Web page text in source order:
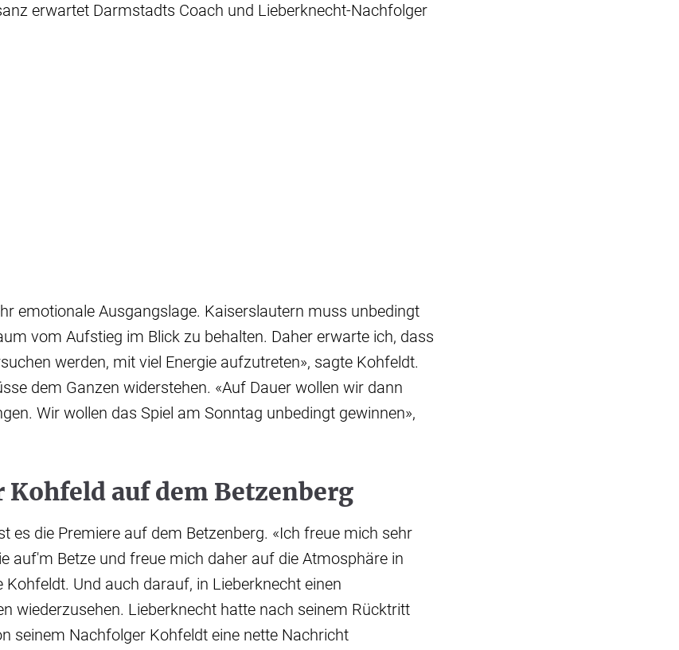
erwartet Darmstadts Coach und Lieberknecht-Nachfolger
emotionale Ausgangslage. Kaiserslautern muss unbedingt
vom Aufstieg im Blick zu behalten. Daher erwarte ich, dass
werden, mit viel Energie aufzutreten», sagte Kohfeldt.
dem Ganzen widerstehen. «Auf Dauer wollen wir dann
Wir wollen das Spiel am Sonntag unbedingt gewinnen»,
auf dem Betzenberg
es die Premiere auf dem Betzenberg. «Ich freue mich sehr
auf'm Betze und freue mich daher auf die Atmosphäre in
Kohfeldt. Und auch darauf, in Lieberknecht einen
wiederzusehen. Lieberknecht hatte nach seinem Rücktritt
seinem Nachfolger Kohfeldt eine nette Nachricht